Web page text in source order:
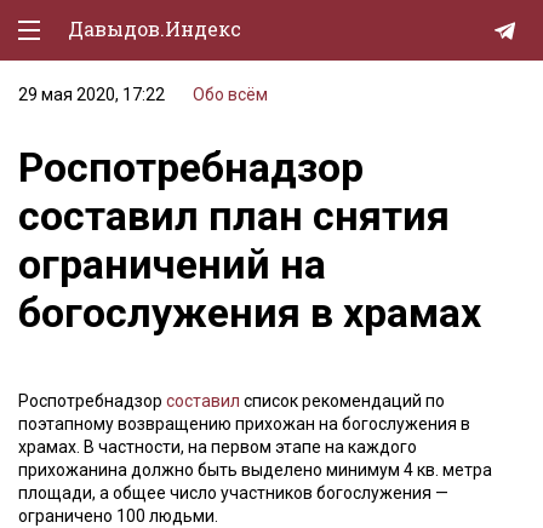
Давыдов.Индекс
Политическая жизнь
Экономика
Природа
Образование
Спорт
Lifestyle
Мурзилка
29 мая 2020, 17:22 Обо всём
Роспотребнадзор
составил план снятия
ограничений на
богослужения в храмах
Роспотребнадзор составил список рекомендаций по
поэтапному возвращению прихожан на богослужения в
храмах. В частности, на первом этапе на каждого
прихожанина должно быть выделено минимум 4 кв. метра
площади, а общее число участников богослужения —
ограничено 100 людьми.